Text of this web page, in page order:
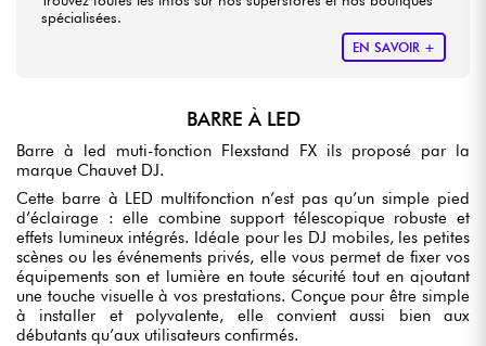
spécialisées.
EN SAVOIR +
BARRE À LED
Barre à led muti-fonction Flexstand FX ils proposé par la
marque Chauvet DJ.
Cette barre à LED multifonction n’est pas qu’un simple pied
d’éclairage : elle combine support télescopique robuste et
effets lumineux intégrés. Idéale pour les DJ mobiles, les petites
scènes ou les événements privés, elle vous permet de fixer vos
équipements son et lumière en toute sécurité tout en ajoutant
une touche visuelle à vos prestations. Conçue pour être simple
à installer et polyvalente, elle convient aussi bien aux
débutants qu’aux utilisateurs confirmés.